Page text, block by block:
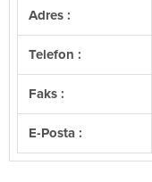
Adres :
Telefon :
Faks :
E-Posta :